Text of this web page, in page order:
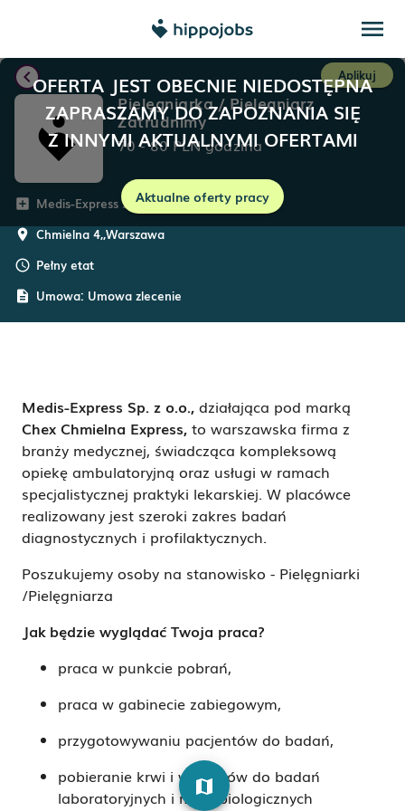
menu
OFERTA JEST OBECNIE NIEDOSTĘPNA
ZAPRASZAMY DO ZAPOZNANIA SIĘ
Z INNYMI AKTUALNYMI OFERTAMI
Aktualne oferty pracy
chevron_left Aplikuj
Pielęgniarka / Pielęgniarz
Zatrudnimy
70-80PLNgodzina
add_box Medis-Express Sp. z o.o.
room Chmielna 4,,Warszawa
schedule Pełny etat
description Umowa: Umowa zlecenie
Medis-Express Sp. z o.o., działająca pod marką
Chex Chmielna Express, to warszawska firma z
branży medycznej, świadcząca kompleksową
opiekę ambulatoryjną oraz usługi w ramach
specjalistycznej praktyki lekarskiej. W placówce
realizowany jest szeroki zakres badań
diagnostycznych i profilaktycznych.
Poszukujemy osoby na stanowisko - Pielęgniarki
/Pielęgniarza
Jak będzie wyglądać Twoja praca?
praca w punkcie pobrań,
praca w gabinecie zabiegowym,
przygotowywaniu pacjentów do badań,
pobieranie krwi i wymazów do badań
laboratoryjnych i mikrobiologicznych
map